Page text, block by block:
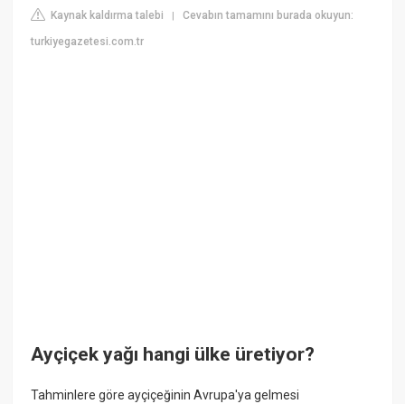
Kaynak kaldırma talebi |Cevabın tamamını burada okuyun:
turkiyegazetesi.com.tr
Ayçiçek yağı hangi ülke üretiyor?
Tahminlere göre ayçiçeğinin Avrupa'ya gelmesi